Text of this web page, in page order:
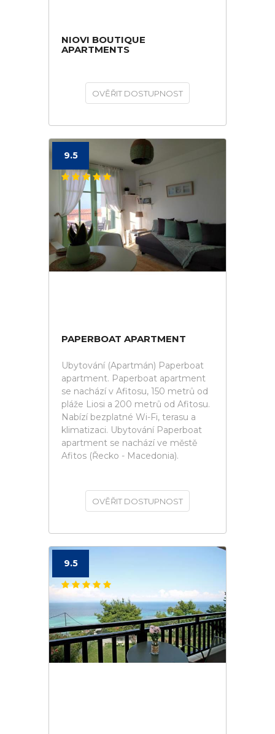
NIOVI BOUTIQUE
APARTMENTS
OVĚŘIT DOSTUPNOST
9.5
PAPERBOAT APARTMENT
Ubytování (Apartmán) Paperboat
apartment. Paperboat apartment
se nachází v Afitosu, 150 metrů od
pláže Liosi a 200 metrů od Afitosu.
Nabízí bezplatné Wi-Fi, terasu a
klimatizaci. Ubytování Paperboat
apartment se nachází ve městě
Afitos (Řecko - Macedonia).
OVĚŘIT DOSTUPNOST
9.5